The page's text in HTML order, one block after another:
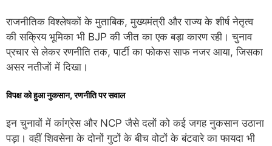
राजनीतिक विश्लेषकों के मुताबिक, मुख्यमंत्री और राज्य के शीर्ष नेतृत्व
की सक्रिय भूमिका भी BJP की जीत का एक बड़ा कारण रही। चुनाव
प्रचार से लेकर रणनीति तक, पार्टी का फोकस साफ नजर आया, जिसका
असर नतीजों में दिखा।
विपक्ष को हुआ नुकसान, रणनीति पर सवाल
इन चुनावों में कांग्रेस और NCP जैसे दलों को कई जगह नुकसान उठाना
पड़ा। वहीं शिवसेना के दोनों गुटों के बीच वोटों के बंटवारे का फायदा भी